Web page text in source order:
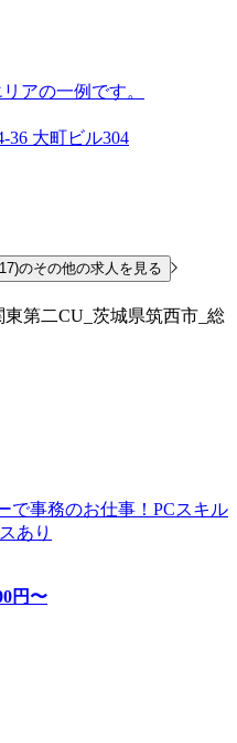
アの一例です。
36 大町ビル304
のその他の求人を見る
第二CU_茨城県筑西市_総
で事務のお仕事！PCスキル
あり
円〜